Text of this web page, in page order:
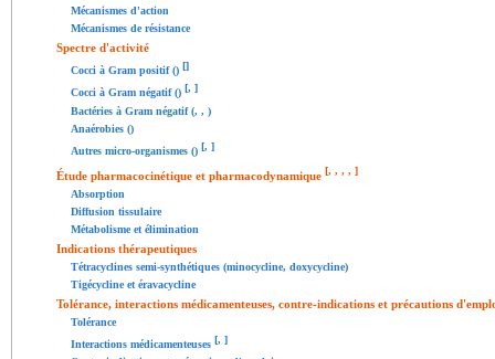
Mécanismes d'action
Mécanismes de résistance
Spectre d'activité
Cocci à Gram positif () []
Cocci à Gram négatif () [, ]
Bactéries à Gram négatif (, , )
Anaérobies ()
Autres micro-organismes () [, ]
Étude pharmacocinétique et pharmacodynamique [, , , , ]
Absorption
Diffusion tissulaire
Métabolisme et élimination
Indications thérapeutiques
Tétracyclines semi-synthétiques (minocycline, doxycycline)
Tigécycline et éravacycline
Tolérance, interactions médicamenteuses, contre-indications et précautions
Tolérance
Interactions médicamenteuses [, ]